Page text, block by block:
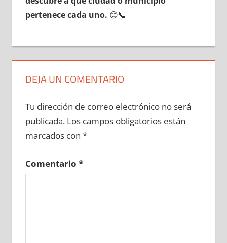
pertenece cada uno. 😊📞
DEJA UN COMENTARIO
Tu dirección de correo electrónico no será
publicada. Los campos obligatorios están
marcados con *
Comentario *